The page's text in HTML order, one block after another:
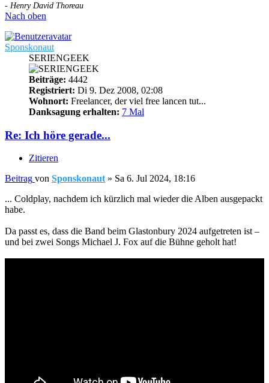
- Henry David Thoreau
Nach oben
Sponskonaut
SERIENGEEK
Beiträge: 4442
Registriert: Di 9. Dez 2008, 02:08
Wohnort: Freelancer, der viel free lancen tut...
Danksagung erhalten: 7 Mal
Re: Ich höre gerade...
Zitieren
Beitrag von Sponskonaut » Sa 6. Jul 2024, 18:16
... Coldplay, nachdem ich kürzlich mal wieder die Alben ausgepackt
habe.
Da passt es, dass die Band beim Glastonbury 2024 aufgetreten ist –
und bei zwei Songs Michael J. Fox auf die Bühne geholt hat!